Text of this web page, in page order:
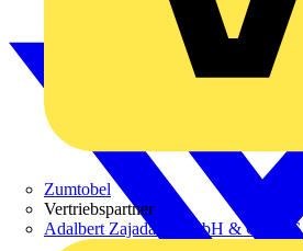
Zumtobel
Vertriebspartner
Adalbert Zajadacz GmbH & Co. KG